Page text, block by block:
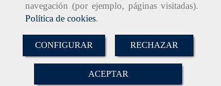
navegación (por ejemplo, páginas visitadas).
Política de cookies.
CONFIGURAR RECHAZAR
ACEPTAR